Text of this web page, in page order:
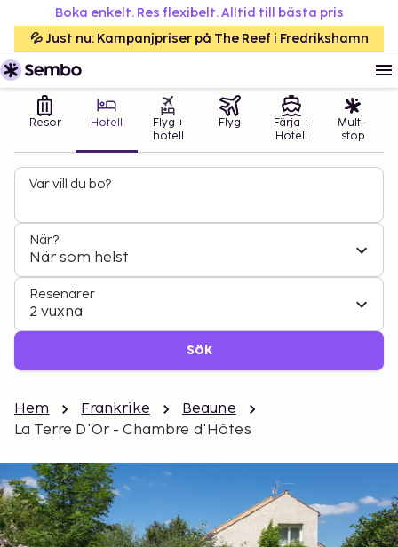
Boka enkelt. Res flexibelt. Alltid till bästa pris
💦 Just nu: Kampanjpriser på The Reef i Fredrikshamn
Resor Hotell
Flyg +
hotell
Flyg
Färja +
Hotell
Multi-
stop
Var vill du bo?
När?
När som helst
Resenärer
2 vuxna
Sök
Hem Frankrike
Beaune
La Terre D'Or - Chambre d'Hôtes